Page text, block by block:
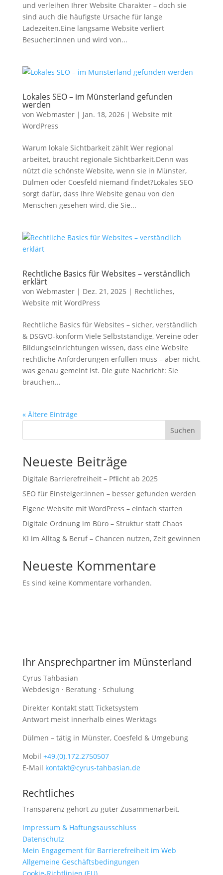
und verleihen Ihrer Website Charakter – doch sie
sind auch die häufigste Ursache für lange
Ladezeiten.Eine langsame Website verliert
Besucher:innen und wird von...
Lokales SEO – im Münsterland gefunden
werden
von Webmaster| Jan. 18, 2026| Website mit
WordPress
Warum lokale Sichtbarkeit zählt Wer regional
arbeitet, braucht regionale Sichtbarkeit.Denn was
nützt die schönste Website, wenn sie in Münster,
Dülmen oder Coesfeld niemand findet?Lokales SEO
sorgt dafür, dass Ihre Website genau von den
Menschen gesehen wird, die Sie...
Rechtliche Basics für Websites – verständlich
erklärt
von Webmaster| Dez. 21, 2025 | Rechtliches,
Website mit WordPress
Rechtliche Basics für Websites – sicher, verständlich
& DSGVO-konform Viele Selbstständige, Vereine oder
Bildungseinrichtungen wissen, dass eine Website
rechtliche Anforderungen erfüllen muss – aber nicht,
was genau gemeint ist. Die gute Nachricht: Sie
brauchen...
« Ältere Einträge
Suchen
Neueste Beiträge
Digitale Barrierefreiheit – Pflicht ab 2025
SEO für Einsteiger:innen – besser gefunden werden
Eigene Website mit WordPress – einfach starten
Digitale Ordnung im Büro – Struktur statt Chaos
KI im Alltag & Beruf – Chancen nutzen, Zeit gewinnen
Neueste Kommentare
Es sind keine Kommentare vorhanden.
Ihr Ansprechpartner im Münsterland
Cyrus Tahbasian
Webdesign · Beratung · Schulung
Direkter Kontakt statt Ticketsystem
Antwort meist innerhalb eines Werktags
Dülmen – tätig in Münster, Coesfeld & Umgebung
Mobil +49.(0).172.2750507
E-Mail kontakt@cyrus-tahbasian.de
Rechtliches
Transparenz gehört zu guter Zusammenarbeit.
Impressum & Haftungsausschluss
Datenschutz
Mein Engagement für Barrierefreiheit im Web
Allgemeine Geschäftsbedingungen